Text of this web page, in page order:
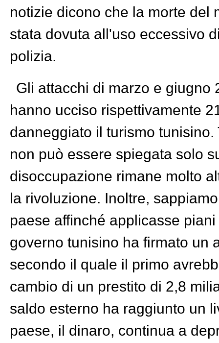
notizie dicono che la morte del
stata dovuta all'uso eccessivo
polizia.
Gli attacchi di marzo e giugno
hanno ucciso rispettivamente
danneggiato il turismo
non può essere spiegata solo
disoccupazione rimane molto
la rivoluzione. Inoltre,
paese affinché applicasse
governo tunisino ha firmato un
secondo il quale il primo
cambio di un prestito di 2,8
saldo esterno ha raggiunto un
paese, il dinaro, continua a